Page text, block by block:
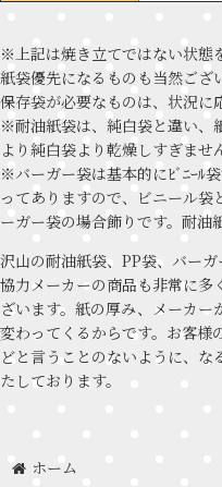
※上記は焼き立てではない状態
紙袋優先になるものも当然ござ
保存袋が必要なものは、状況に
※耐油紙袋は、純白袋と違い、
より純白袋より乾燥しすぎませ
※バーガー袋は基本的にﾋﾞﾆｰﾙ
ってありますので、ビニール
ーガー袋の場合飾りです。耐油
沢山の耐油紙袋、PP袋、バー
協力メーカーの商品も非常に多
ざいます。紙の厚み、メーカ
変わってくるからです。お客様
どと言うことのないように、
たしております。
ホーム